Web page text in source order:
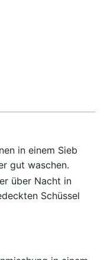
in einem Sieb
gut waschen.
über Nacht in
Schüssel